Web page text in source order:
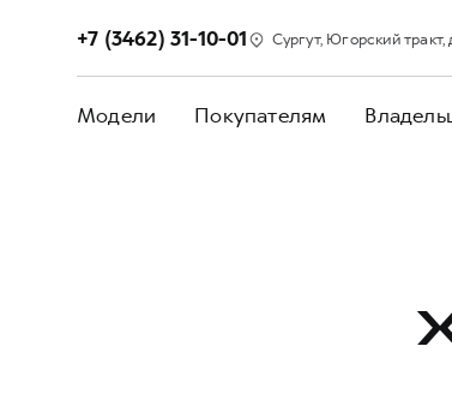
+7 (3462) 31-10-01 Сургут, Югорский тракт,
Модели Покупателям